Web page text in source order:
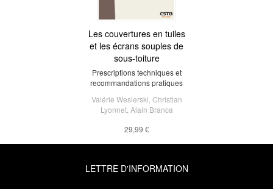
Les couvertures en tuiles
et les écrans souples de
sous-toiture
Prescriptions techniques et
recommandations pratiques
Valérie Wesierski Christian
Lyonnet, Alain Branca
29,99 €
LETTRE D'INFORMATION